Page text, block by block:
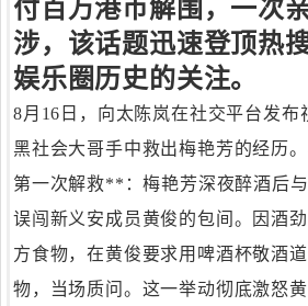
付百万港币解围，一次
涉，该话题迅速登顶热
娱乐圈历史的关注。
8月16日，向太陈岚在社交平台发布
黑社会大哥手中救出梅艳芳的经历
第一次解救**：梅艳芳深夜醉酒后
误闯新义安成员黄俊的包间。因酒
方食物，在黄俊要求用啤酒杯敬酒
物，当场质问。这一举动彻底激怒